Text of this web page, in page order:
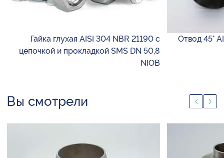
Гайка глухая AISI 304 NBR 21190 с
цепочкой и прокладкой SMS DN 50,8
NIOB
Отвод 45°
Вы смотрели